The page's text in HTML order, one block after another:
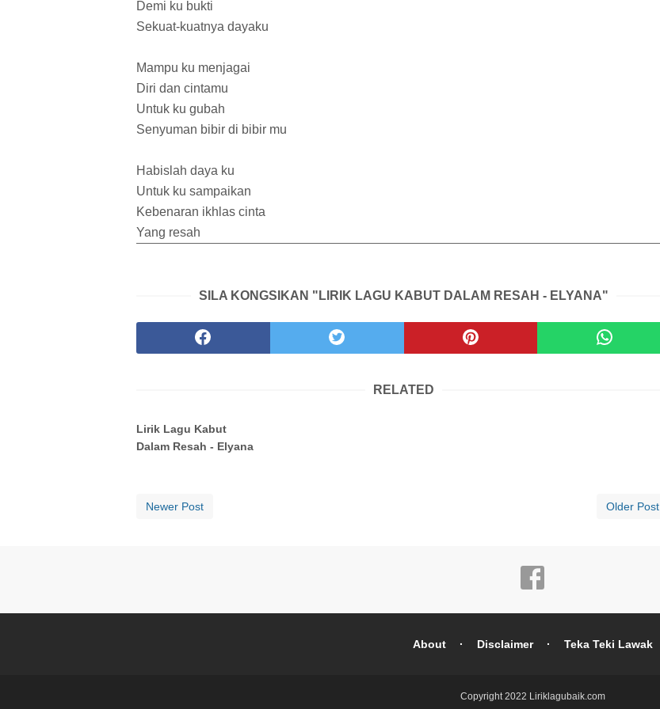
Demi ku bukti
Sekuat-kuatnya dayaku
Mampu ku menjagai
Diri dan cintamu
Untuk ku gubah
Senyuman bibir di bibir mu
Habislah daya ku
Untuk ku sampaikan
Kebenaran ikhlas cinta
Yang resah
SILA KONGSIKAN "LIRIK LAGU KABUT DALAM RESAH - ELYANA"
RELATED
Lirik Lagu Kabut
Dalam Resah - Elyana
Newer Post Older Post
About Disclaimer Teka Teki Lawak
Copyright 2022 Liriklagubaik.com